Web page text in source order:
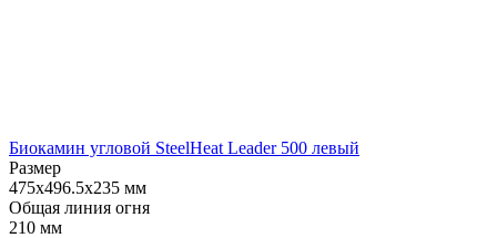
Биокамин угловой SteelHeat Leader 500 левый
Размер
475x496.5x235 мм
Общая линия огня
210 мм